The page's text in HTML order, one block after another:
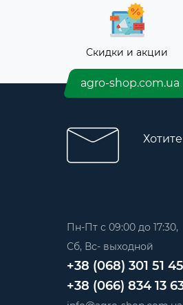
Скидки и акции
agro-shop.com.ua
Пн-Пт с 09:00 до 17:30,
Сб, Вс- выходной
+38 (068) 301 51 45
+38 (066) 834 13